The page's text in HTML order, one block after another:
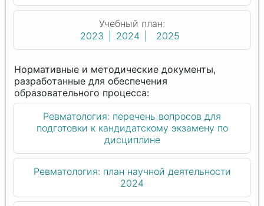
Учебный план:
2023
2024 2025
Ревматология: перечень вопросов для
подготовки к кандидатскому экзамену по
дисциплине
Ревматология: план научной деятельности
2024